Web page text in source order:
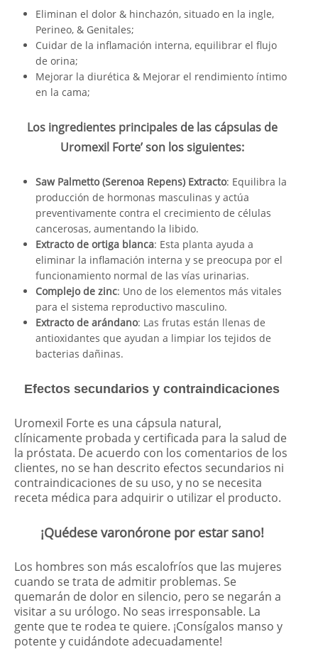
Eliminan el dolor & hinchazón, situado en la ingle,
Perineo, & Genitales;
Cuidar de la inflamación interna, equilibrar el flujo
de orina;
Mejorar la diurética & Mejorar el rendimiento íntimo
en la cama;
Los ingredientes principales de las cápsulas de
Uromexil Forte’ son los siguientes:
Saw Palmetto (Serenoa Repens) Extracto: Equilibra la
producción de hormonas masculinas y actúa
preventivamente contra el crecimiento de células
cancerosas, aumentando la libido.
Extracto de ortiga blanca: Esta planta ayuda a
eliminar la inflamación interna y se preocupa por el
funcionamiento normal de las vías urinarias.
Complejo de zinc: Uno de los elementos más vitales
para el sistema reproductivo masculino.
Extracto de arándano: Las frutas están llenas de
antioxidantes que ayudan a limpiar los tejidos de
bacterias dañinas.
Efectos secundarios y contraindicaciones
Uromexil Forte es una cápsula natural,
clínicamente probada y certificada para la salud de
la próstata. De acuerdo con los comentarios de los
clientes, no se han descrito efectos secundarios ni
contraindicaciones de su uso, y no se necesita
receta médica para adquirir o utilizar el producto.
¡Quédese varonórone por estar sano!
Los hombres son más escalofríos que las mujeres
cuando se trata de admitir problemas. Se
quemarán de dolor en silencio, pero se negarán a
visitar a su urólogo. No seas irresponsable. La
gente que te rodea te quiere. ¡Consígalos manso y
potente y cuidándote adecuadamente!